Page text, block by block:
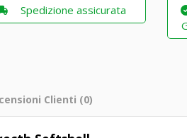
Spedizione assicurata
Clienti (0)